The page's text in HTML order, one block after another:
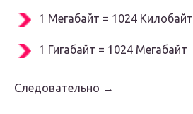
1 Мегабайт = 1024 Килобайт
1 Гигабайт = 1024 Мегабайт
Следовательно →